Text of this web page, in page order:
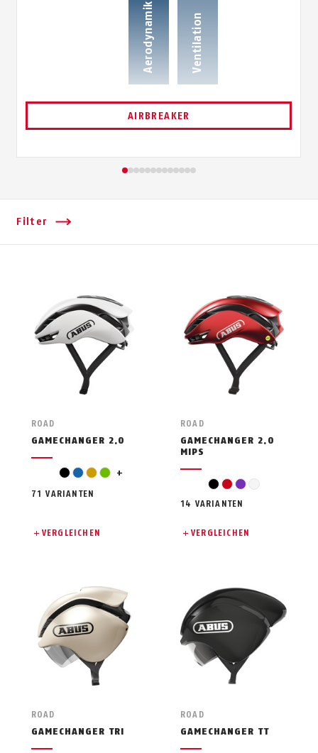
Aerodynamik Ventilation
AIRBREAKER
Filter
ROAD
GAMECHANGER 2.0
schwarz
blaugoldgrün
grau +
71 VARIANTEN
VERGLEICHEN
ROAD
GAMECHANGER 2.0
MIPS
schwarz
rotviolett
weiß
14 VARIANTEN
VERGLEICHEN
ROAD
GAMECHANGER TRI
ROAD
GAMECHANGER TT